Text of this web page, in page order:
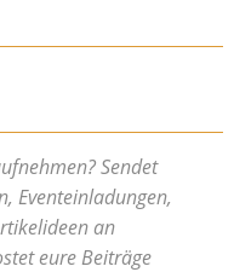
Sendet
Eventeinladungen,
an
eure Beiträge